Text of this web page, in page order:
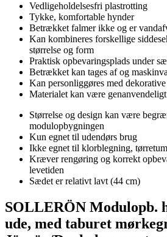
Vedligeholdelsesfri plastrotting
Tykke, komfortable hynder
Betrækket falmer ikke og er
Kan kombineres forskellige
størrelse og form
Praktisk opbevaringsplads under
Betrækket kan tages af og
Kan personliggøres med
Materialet kan være genanvendeligt
Størrelse og design kan være
modulopbygningen
Kun egnet til udendørs brug
Ikke egnet til klorblegning,
Kræver rengøring og korrekt
levetiden
Sædet er relativt lavt (44 cm)
SOLLERÖN Modulopb.
ude, med taburet